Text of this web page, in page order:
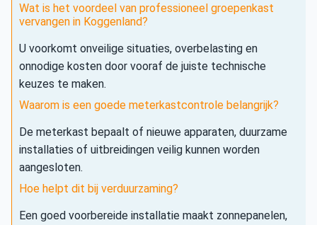
Wat is het voordeel van professioneel groepenkast
vervangen in Koggenland?
U voorkomt onveilige situaties, overbelasting en
onnodige kosten door vooraf de juiste technische
keuzes te maken.
Waarom is een goede meterkastcontrole belangrijk?
De meterkast bepaalt of nieuwe apparaten, duurzame
installaties of uitbreidingen veilig kunnen worden
aangesloten.
Hoe helpt dit bij verduurzaming?
Een goed voorbereide installatie maakt zonnepanelen,